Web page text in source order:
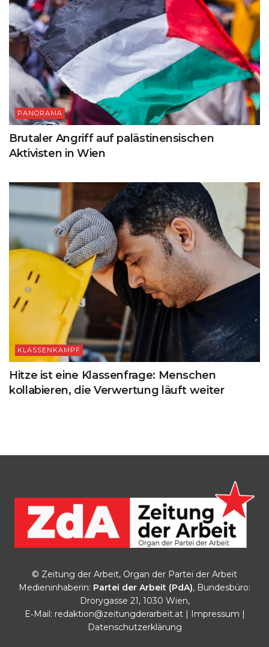
PANORAMA
Brutaler Angriff auf palästinensischen
Aktivisten in Wien
KLASSENKAMPF
Hitze ist eine Klassenfrage: Menschen
kollabieren, die Verwertung läuft weiter
© Zeitung der Arbeit, Organ der Partei der Arbeit
Medieninhaberin: Partei der Arbeit (PdA), Bundesbüro:
Drorygasse 21, 1030 Wien,
E‑Mail: redaktion@zeitungderarbeit.at| Impressum |
Datenschutzerklärung